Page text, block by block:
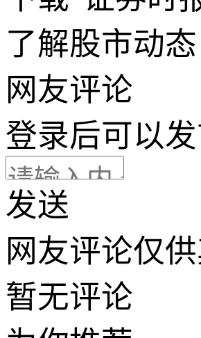
了解股市动
网友评论
登录后可以
发送
网友评论仅
暂无评论